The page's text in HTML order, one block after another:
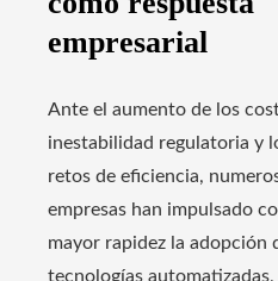
empresarial
Ante el aumento de los
inestabilidad regulatoria y
retos de eficiencia,
empresas han impulsado
mayor rapidez la adopción
tecnologías automatizadas,